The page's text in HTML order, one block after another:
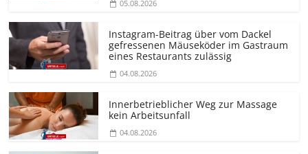
05.08.2026
Instagram-Beitrag über vom Dackel
gefressenen Mäuseköder im Gastraum
eines Restaurants zulässig
04.08.2026
Innerbetrieblicher Weg zur Massage
kein Arbeitsunfall
04.08.2026